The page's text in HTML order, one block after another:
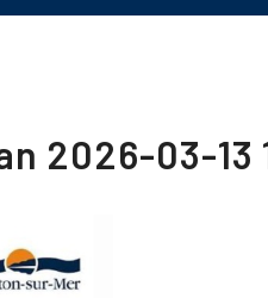
2026-03-13